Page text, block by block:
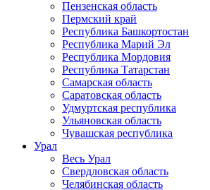
Пензенская область
Пермский край
Республика Башкортостан
Республика Марий Эл
Республика Мордовия
Республика Татарстан
Самарская область
Саратовская область
Удмуртская республика
Ульяновская область
Чувашская республика
Урал
Весь Урал
Свердловская область
Челябинская область